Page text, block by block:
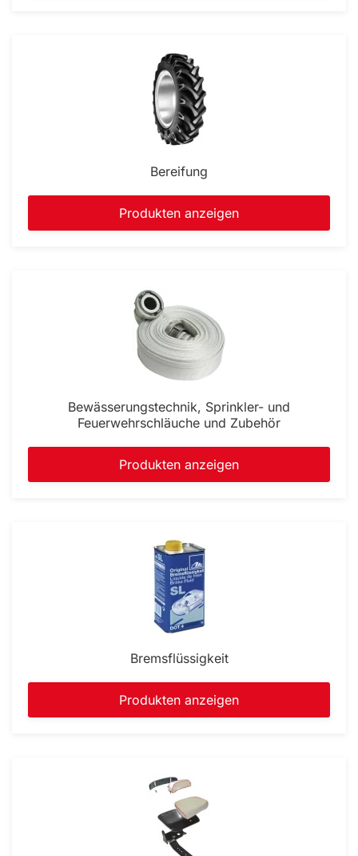
Bereifung
Produkten anzeigen
Bewässerungstechnik, Sprinkler- und
Feuerwehrschläuche und Zubehör
Produkten anzeigen
Bremsflüssigkeit
Produkten anzeigen